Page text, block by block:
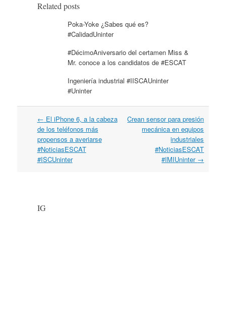
Related posts
Poka-Yoke ¿Sabes qué es?
#CalidadUninter
#DécimoAniversario del certamen Miss &
Mr. conoce a los candidatos de #ESCAT
Ingeniería industrial #IISCAUninter
#Uninter
Post navigation
← El iPhone 6, a la cabeza
de los teléfonos más
propensos a averiarse
#NoticiasESCAT
#ISCUninter
Crean sensor para presión
mecánica en equipos
industriales
#NoticiasESCAT
#IMIUninter →
IG